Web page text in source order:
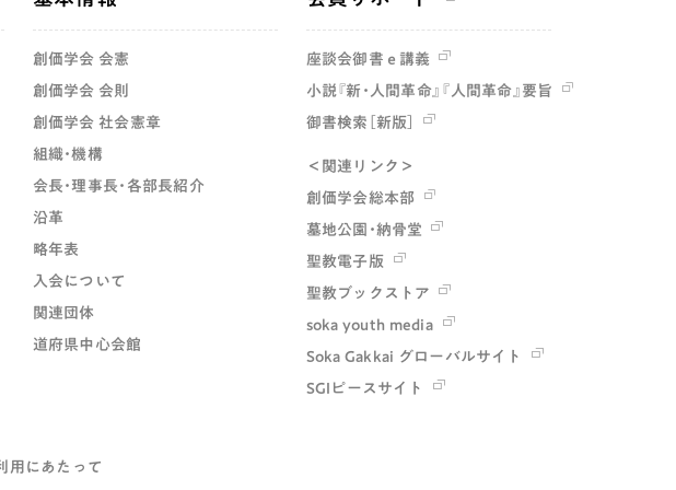
創価学会 会憲
創価学会 会則
創価学会 社会憲章
組織・機構
会長・理事長・各部長紹介
沿革
略年表
入会について
関連団体
道府県中心会館
座談会御書ｅ講義
小説『新・人間革命』『人間革命』要旨
御書検索［新版］
＜関連リンク＞
創価学会総本部
墓地公園・納骨堂
聖教電子版
聖教ブックストア
soka youth media
Soka Gakkai グローバルサイト
SGIピースサイト
用にあたって